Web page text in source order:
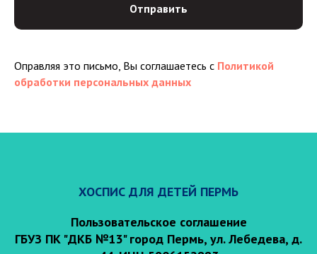
Отправить
Оправляя это письмо, Вы соглашаетесь с Политикой
обработки персональных данных
ХОСПИС ДЛЯ ДЕТЕЙ ПЕРМЬ
Пользовательское соглашение
ГБУЗ ПК "ДКБ №13" город Пермь, ул. Лебедева, д.